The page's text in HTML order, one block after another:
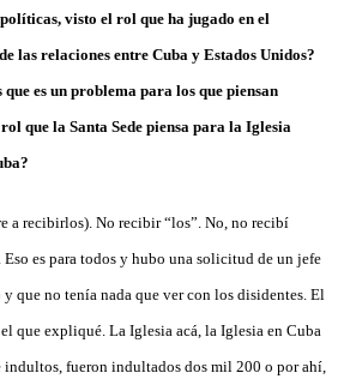
visto el rol que ha jugado en el
las relaciones entre Cuba y Estados Unidos?
es un problema para los que piensan
que la Santa Sede piensa para la Iglesia
a recibirlos). No recibir “los”. No, no recibí
es para todos y hubo una solicitud de un jefe
que no tenía nada que ver con los disidentes. El
que expliqué. La Iglesia acá, la Iglesia en Cuba
fueron indultados dos mil 200 o por ahí,